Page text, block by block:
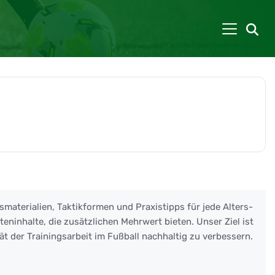
Taktikformen und Praxistipps für jede Alters-
die zusätzlichen Mehrwert bieten. Unser Ziel ist
der Trainingsarbeit im Fußball nachhaltig zu verbessern.